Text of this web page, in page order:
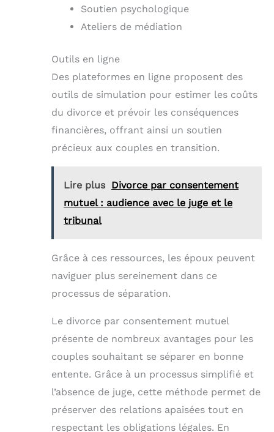
Soutien psychologique
Ateliers de médiation
Outils en ligne
Des plateformes en ligne proposent des
outils de simulation pour estimer les coûts
du divorce et prévoir les conséquences
financières, offrant ainsi un soutien
précieux aux couples en transition.
Lire plus Divorce par consentement
mutuel : audience avec le juge et le
tribunal
Grâce à ces ressources, les époux peuvent
naviguer plus sereinement dans ce
processus de séparation.
Le divorce par consentement mutuel
présente de nombreux avantages pour les
couples souhaitant se séparer en bonne
entente. Grâce à un processus simplifié et
l’absence de juge, cette méthode permet de
préserver des relations apaisées tout en
respectant les obligations légales. En